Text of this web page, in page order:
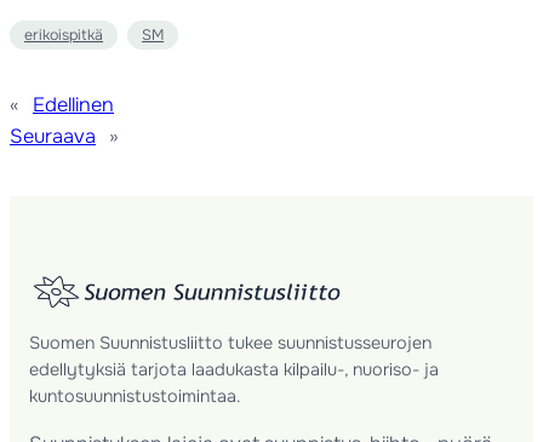
erikoispitkä SM
«
Edellinen
Seuraava
»
Suomen Suunnistusliitto tukee suunnistusseurojen
edellytyksiä tarjota laadukasta kilpailu-, nuoriso- ja
kuntosuunnistustoimintaa.